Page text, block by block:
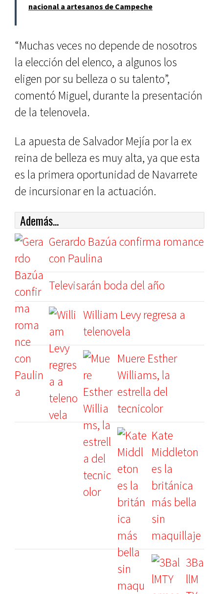
nacional a artesanos de Campeche
“Muchas veces no depende de nosotros
la elección del elenco, a algunos los
eligen por su belleza o su talento”,
comentó Miguel, durante la presentación
de la telenovela.
La apuesta de Salvador Mejía por la ex
reina de belleza es muy alta, ya que esta
es la primera oportunidad de Navarrete
de incursionar en la actuación.
Además...
Gerardo Bazúa confirma romance
con Paulina
Televisarán boda del año
William Levy regresa a
telenovela
Muere Esther
Williams, la
estrella del
tecnicolor
Kate
Middleton
es la
británica
más bella
sin
maquillaje
3Ba
llM